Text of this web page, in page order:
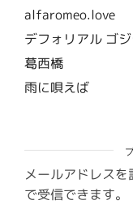
alfaromeo.love
デフォリアル ゴ
葛西橋
雨に唄えば
メールアドレス
で受信できます。